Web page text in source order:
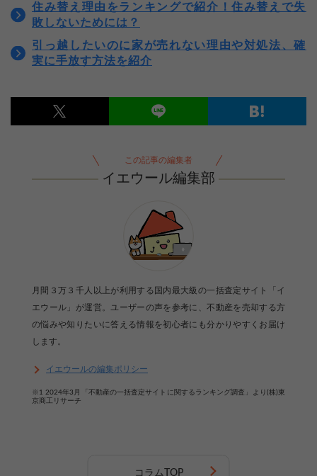
住み替え理由をランキングで紹介！住み替えで失
敗しないためには？
引っ越したいのに家が売れない理由や対処法、確
実に手放す方法を紹介
この記事の編集者
イエウール編集部
月間３万３千人以上が利用する国内最大級の一括査定サイト「イ
エウール」が運営。ユーザーの声を参考に、不動産を売却する方
の悩みや知りたいに答える情報を初心者にも分かりやすくお届け
します。
イエウールの編集ポリシー
※1 2024年3月「不動産の一括査定サイトに関するランキング調査」より(株)東
京商工リサーチ
コラムTOP